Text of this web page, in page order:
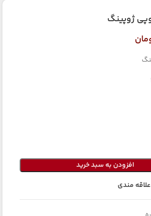
ژوپینگ
افزودن به سبد خرید
مندی